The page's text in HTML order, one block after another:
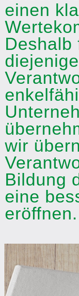
einen
Deshalb
wir
Bildung
eine
eröffnen.